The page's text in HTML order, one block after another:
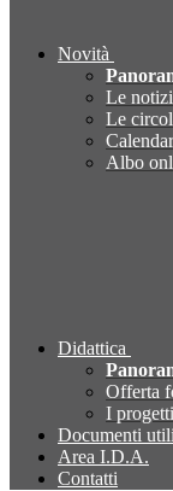
Novità
Le
Le
Albo
Didattica
Offerta
I
Documenti utili
Area I.D.A.
Contatti